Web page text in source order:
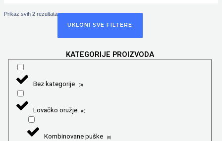
Prikaz svih 2 rezultata
UKLONI SVE FILTERE
KATEGORIJE PROIZVODA
Bez kategorije (0)
Lovačko oružje (0)
Kombinovane puške (0)